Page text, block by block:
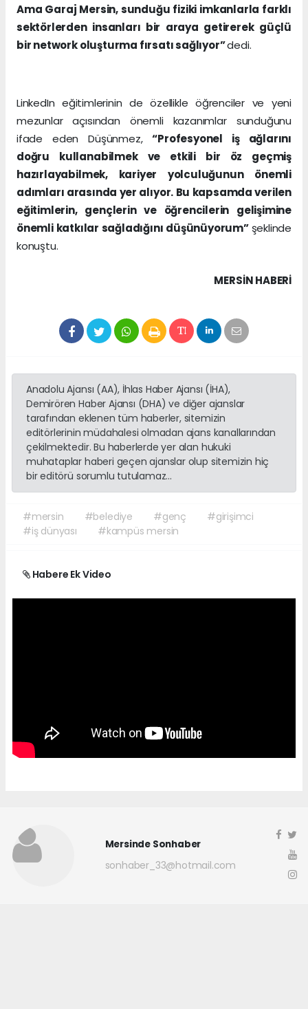
Ama Garaj Mersin, sunduğu fiziki imkanlarla farklı
sektörlerden insanları bir araya getirerek güçlü
bir network oluşturma fırsatı sağlıyor”dedi.
LinkedIn eğitimlerinin de özellikle öğrenciler ve yeni
mezunlar açısından önemli kazanımlar sunduğunu
ifade eden Düşünmez,“Profesyonel iş ağlarını
doğru kullanabilmek ve etkili bir öz geçmiş
hazırlayabilmek, kariyer yolculuğunun önemli
adımları arasında yer alıyor. Bu kapsamda verilen
eğitimlerin, gençlerin ve öğrencilerin gelişimine
önemli katkılar sağladığını düşünüyorum” şeklinde
konuştu.
MERSIN HABERİ
Anadolu Ajansı (AA), İhlas Haber Ajansı (İHA),
Demirören Haber Ajansı (DHA) ve diğer ajanslar
tarafından eklenen tüm haberler, sitemizin
editörlerinin müdahalesi olmadan ajans kanallarından
çekilmektedir. Bu haberlerde yer alan hukuki
muhataplar haberi geçen ajanslar olup sitemizin hiç
bir editörü sorumlu tutulamaz...
#mersin #belediye #genç
#girişimci
#iş dünyası
#kampüs mersin
Habere Ek Video
Mersinde Sonhaber
sonhaber_33@hotmail.com